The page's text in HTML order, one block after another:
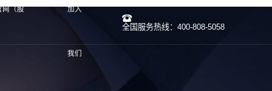
网（股 加入
我们
全国服务热线：400-808-5058